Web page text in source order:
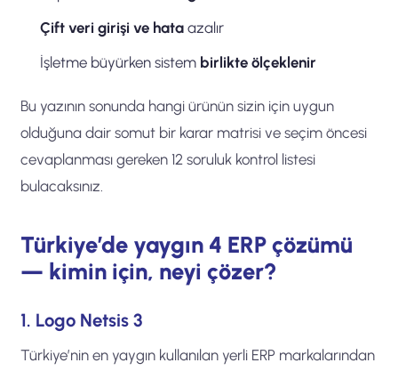
Çift veri girişi ve hata azalır
İşletme büyürken sistem birlikte ölçeklenir
Bu yazının sonunda hangi ürünün sizin için uygun
olduğuna dair somut bir karar matrisi ve seçim öncesi
cevaplanması gereken 12 soruluk kontrol listesi
bulacaksınız.
Türkiye’de yaygın 4 ERP çözümü
— kimin için, neyi çözer?
1. Logo Netsis 3
Türkiye’nin en yaygın kullanılan yerli ERP markalarından